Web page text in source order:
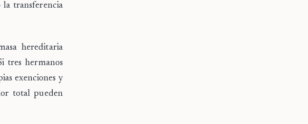
transferencia
hereditaria
tres hermanos
exenciones y
total pueden